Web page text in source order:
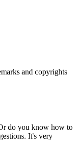
and copyrights
do you know how to
It's very